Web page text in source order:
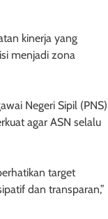
kinerja yang
menjadi zona
Negeri Sipil (PNS)
agar ASN selalu
target
dan transparan,”